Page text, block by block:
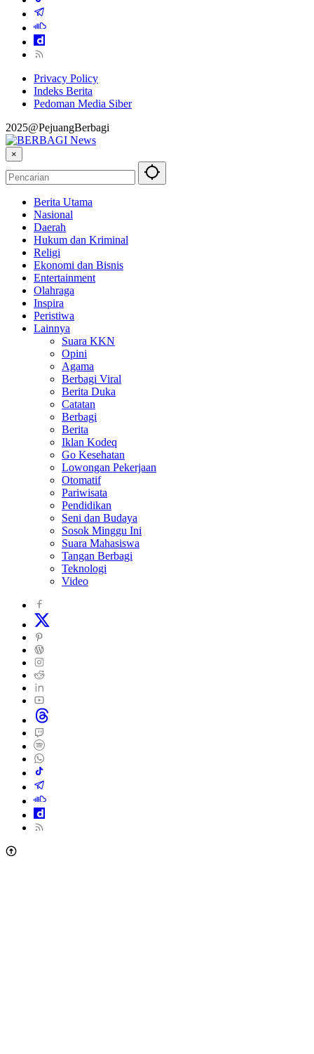
Privacy Policy
Indeks Berita
Pedoman Media Siber
2025@PejuangBerbagi
×
Berita Utama
Nasional
Daerah
Hukum dan Kriminal
Religi
Ekonomi dan Bisnis
Entertainment
Olahraga
Inspira
Peristiwa
Lainnya
Suara KKN
Opini
Agama
Berbagi Viral
Berita Duka
Catatan
Berbagi
Berita
Iklan Kodeq
Go Kesehatan
Lowongan Pekerjaan
Otomatif
Pariwisata
Pendidikan
Seni dan Budaya
Sosok Minggu Ini
Suara Mahasiswa
Tangan Berbagi
Teknologi
Video